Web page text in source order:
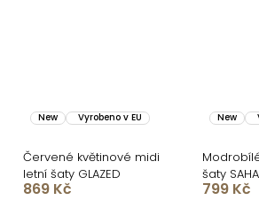
New Vyrobeno v EU
Červené květinové midi
letní šaty GLAZED
869 Kč
New
šaty
799 Kč